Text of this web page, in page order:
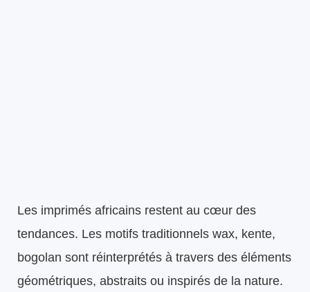
Les imprimés africains restent au cœur des
tendances. Les motifs traditionnels wax, kente,
bogolan sont réinterprétés à travers des éléments
géométriques, abstraits ou inspirés de la nature.